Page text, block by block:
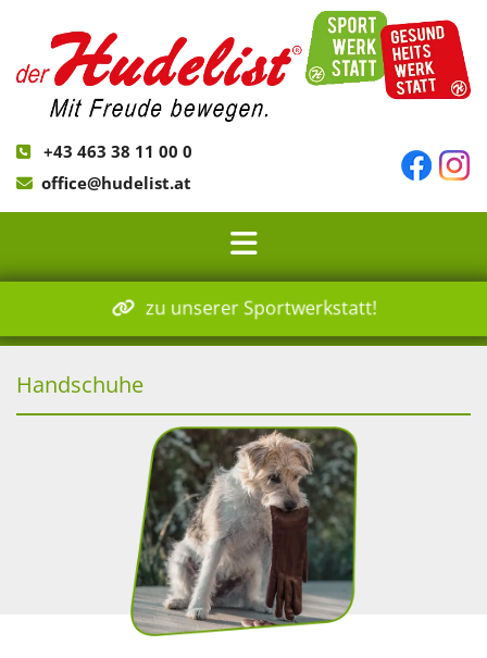
 +43 463 38 11 00 0
 office@hudelist.at
zu unserer Sportwerkstatt!
Handschuhe